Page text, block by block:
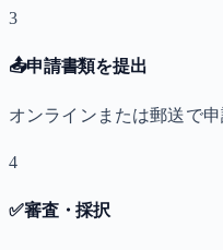
3
📤申請書類を提出
オンラインまたは郵送で
4
✅審査・採択